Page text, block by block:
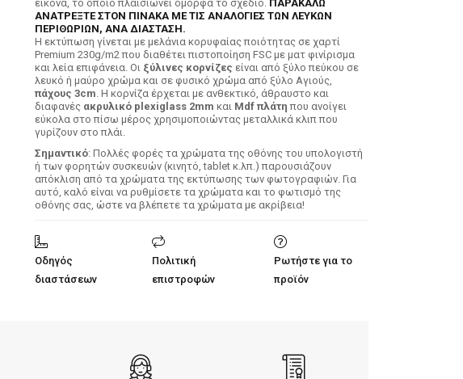
εικόνα, το οποίο πλαισιώνει όμορφα το σχέδιο. ΠΑΡΑΚΑΛΩ
ΑΝΑΤΡΕΞΤΕ ΣΤΟΝ ΠΙΝΑΚΑ ΜΕ ΤΙΣ ΑΝΑΛΟΓΙΕΣ ΤΩΝ ΛΕΥΚΩΝ
ΠΕΡΙΘΩΡΙΩΝ, ΑΝΑ ΔΙΑΣΤΑΣΗ.
H εκτύπωση γίνεται με μελάνια κορυφαίας ποιότητας σε χαρτί
Premium 230g/m2 που διαθέτει πιστοποίηση FSC με ματ φινίρισμα
και λεία επιφάνεια. Οι ξύλινες κορνίζες είναι από ξύλο πεύκου σε
λευκό ή μαύρο χρώμα και σε φυσικό χρώμα από ξύλο Αγιούς,
πάχους 3cm. Η κορνίζα έρχεται με ανθεκτικό, άθραυστο και
διαφανές ακρυλικό plexiglass 2mm και Mdf πλάτη που ανοίγει
εύκολα στο πίσω μέρος χρησιμοποιώντας μεταλλικά κλιπ που
γυρίζουν στο πλάι.
Σημαντικό: Πολλές φορές τα χρώματα της οθόνης του υπολογιστή
ή των φορητών συσκευών (κινητό, tablet κ.λπ.) παρουσιάζουν
απόκλιση από τα χρώματα της εκτύπωσης των φωτογραφιών. Για
αυτό, καλό είναι να ρυθμίσετε τα χρώματα και το φωτισμό της
οθόνης σας, ώστε να βλέπετε τα χρώματα με ακρίβεια!
Οδηγός
διαστάσεων
Πολιτική
επιστροφών
Ρωτήστε για το
προϊόν